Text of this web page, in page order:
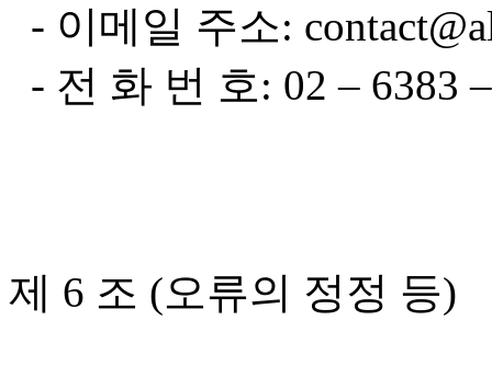
- 이메일 주소:
- 전 화 번 호: 02 – 6383
제 6 조 (오류의 정정 등)